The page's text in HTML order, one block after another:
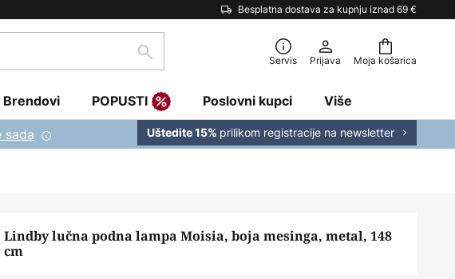
Besplatna dostava za kupnju iznad 69 €
Moja košarica
traži Servis Prijava
Brendovi POPUSTI Poslovni kupci Više
sada Uštedite 15% prilikom registracije na newsletter
Lindby lučna podna lampa Moisia, boja mesinga, metal, 148
cm